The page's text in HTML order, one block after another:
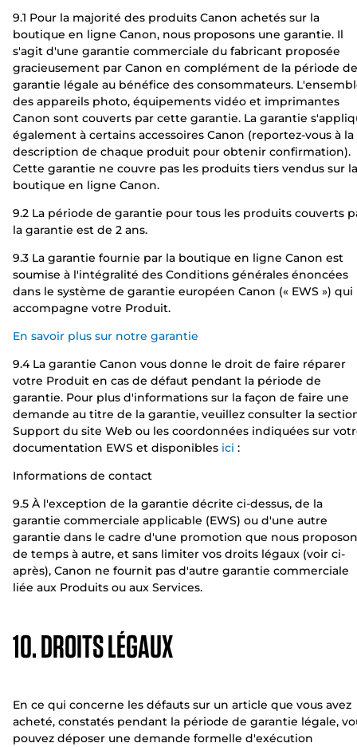
9.1 Pour la majorité des produits Canon achetés sur la
boutique en ligne Canon, nous proposons une garantie. Il
s'agit d'une garantie commerciale du fabricant proposée
gracieusement par Canon en complément de la période de
garantie légale au bénéfice des consommateurs.
des appareils photo, équipements vidéo et imprimantes
Canon sont couverts par cette garantie. La garantie
également à certains accessoires Canon (reportez-vous à la
description de chaque produit pour obtenir confirmation).
Cette garantie ne couvre pas les produits tiers vendus sur la
boutique en ligne Canon.
9.2 La période de garantie pour tous les produits couverts
la garantie est de 2 ans.
9.3 La garantie fournie par la boutique en ligne Canon est
soumise à l'intégralité des Conditions générales énoncées
dans le système de garantie européen Canon (« EWS ») qui
accompagne votre Produit.
En savoir plus sur notre garantie
9.4 La garantie Canon vous donne le droit de faire réparer
votre Produit en cas de défaut pendant la période de
garantie. Pour plus d'informations sur la façon de faire une
demande au titre de la garantie, veuillez consulter la
Support du site Web ou les coordonnées indiquées sur
documentation EWS et disponibles ici :
Informations de contact
9.5 À l'exception de la garantie décrite ci-dessus, de la
garantie commerciale applicable (EWS) ou d'une autre
garantie dans le cadre d'une promotion que nous
de temps à autre, et sans limiter vos droits légaux (voir ci-
après), Canon ne fournit pas d'autre garantie commerciale
liée aux Produits ou aux Services.
10. DROITS LÉGAUX
En ce qui concerne les défauts sur un article que vous avez
acheté, constatés pendant la période de garantie légale,
pouvez déposer une demande formelle d'exécution